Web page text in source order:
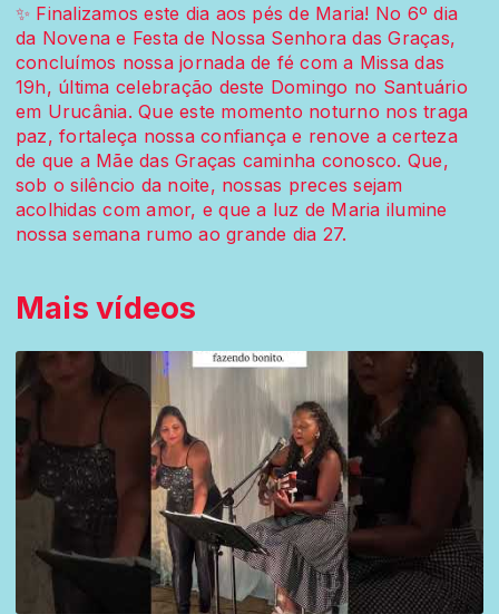
Mais vídeos
✨ Finalizamos este dia aos pés de Maria! No 6º dia
da Novena e Festa de Nossa Senhora das Graças,
concluímos nossa jornada de fé com a Missa das
19h, última celebração deste Domingo no Santuário
em Urucânia. Que este momento noturno nos traga
paz, fortaleça nossa confiança e renove a certeza
de que a Mãe das Graças caminha conosco. Que,
sob o silêncio da noite, nossas preces sejam
acolhidas com amor, e que a luz de Maria ilumine
nossa semana rumo ao grande dia 27.